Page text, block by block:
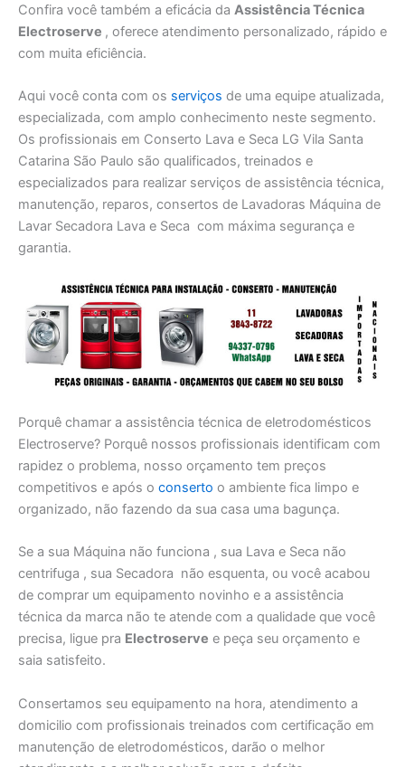
Confira você também a eficácia da Assistência Técnica
Electroserve , oferece atendimento personalizado, rápido e
com muita eficiência.
Aqui você conta com os serviços de uma equipe atualizada,
especializada, com amplo conhecimento neste segmento.
Os profissionais em Conserto Lava e Seca LG Vila Santa
Catarina São Paulo são qualificados, treinados e
especializados para realizar serviços de assistência técnica,
manutenção, reparos, consertos de Lavadoras Máquina de
Lavar Secadora Lava e Seca com máxima segurança e
garantia.
Porquê chamar a assistência técnica de eletrodomésticos
Electroserve? Porquê nossos profissionais identificam com
rapidez o problema, nosso orçamento tem preços
competitivos e após o conserto o ambiente fica limpo e
organizado, não fazendo da sua casa uma bagunça.
Se a sua Máquina não funciona , sua Lava e Seca não
centrifuga , sua Secadora não esquenta, ou você acabou
de comprar um equipamento novinho e a assistência
técnica da marca não te atende com a qualidade que você
precisa, ligue pra Electroserve e peça seu orçamento e
saia satisfeito.
Consertamos seu equipamento na hora, atendimento a
domicilio com profissionais treinados com certificação em
manutenção de eletrodomésticos, darão o melhor